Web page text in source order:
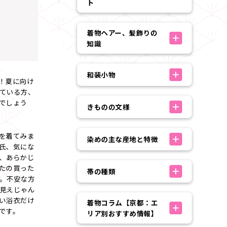
夏に向け
いる方、
しょう
着てみま
、気にな
あらかじ
の買った
不安な方
えじゃん
浴衣だけ
。
ト
着物ヘアー、髪飾りの
知識
和装小物
きものの文様
染めの主な産地と特徴
帯の種類
着物コラム【京都：エ
リア別おすすめ情報】